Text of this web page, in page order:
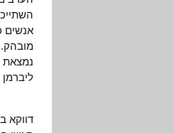
אנשים
מובהק.
נמצאת
דווקא